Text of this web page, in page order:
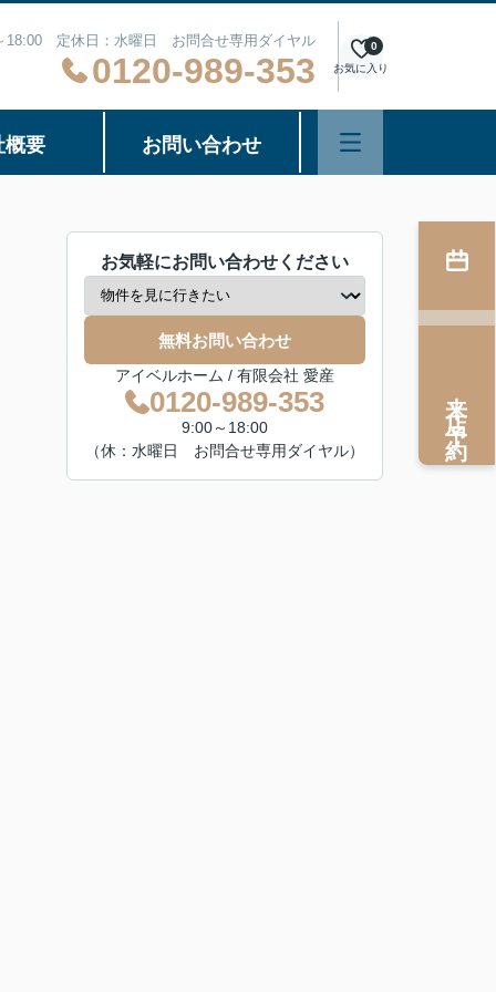
18:00 定休日：水曜日 お問合せ専用ダイヤル
0120-989-353 お気に入り
0
概要 お問い合わせ
お気軽にお問い合わせください
無料お問い合わせ
アイベルホーム / 有限会社 愛産
0120-989-353
9:00～18:00
（休：水曜日 お問合せ専用ダイヤル）
来店予約